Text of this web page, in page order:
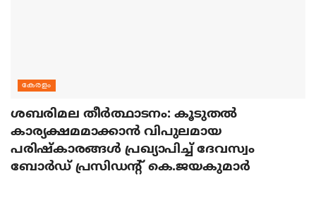
കേരളം
ശബരിമല തീര്‍ത്ഥാടനം: കൂടുതല്‍
കാര്യക്ഷമമാക്കാന്‍ വിപുലമായ
പരിഷ്‌കാരങ്ങള്‍ പ്രഖ്യാപിച്ച് ദേവസ്വം
ബോര്‍ഡ് പ്രസിഡന്റ് കെ.ജയകുമാര്‍